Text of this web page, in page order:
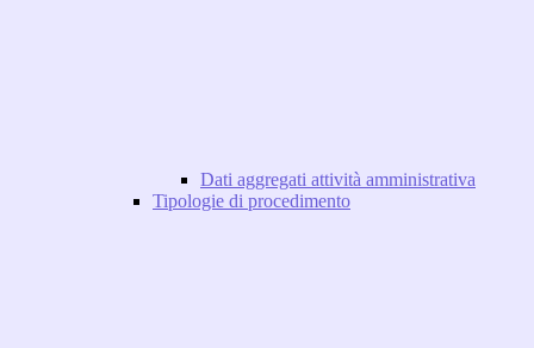
Dati aggregati attività amministrativa
Tipologie di procedimento